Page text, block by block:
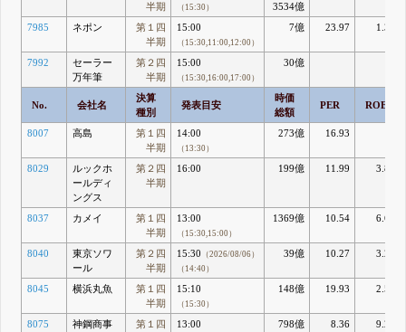
半期
（15:30）
3534億
7985 ネポン
第１四
半期
15:00
（15:30,11:00,12:00）
7億 23.97 1.34
7992
セーラー
万年筆
第２四
半期
15:00
（15:30,16:00,17:00）
30億
No. 会社名
決算
種別
発表目安
時価
総額
PER ROE
8007 高島
第１四
半期
14:00
（13:30）
273億 16.93
8029
ルックホ
ールディ
ングス
第２四
半期
16:00 199億 11.99 3.83
8037 カメイ
第１四
半期
13:00
（15:30,15:00）
1369億 10.54 6.69
8040
東京ソワ
ール
第２四
半期
15:30 （2026/08/06）
（14:40）
39億 10.27 3.22
8045 横浜丸魚
第１四
半期
15:10
（15:30）
148億 19.93 2.58
8075 神鋼商事
第１四
13:00 798億 8.36 9.29